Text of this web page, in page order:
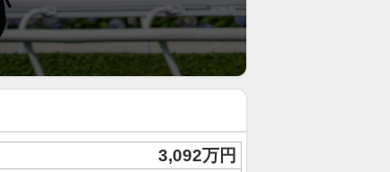
3,092万円